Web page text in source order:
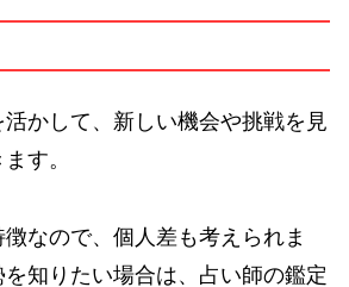
かして、新しい機会や挑戦を見
す。
なので、個人差も考えられま
知りたい場合は、占い師の鑑定